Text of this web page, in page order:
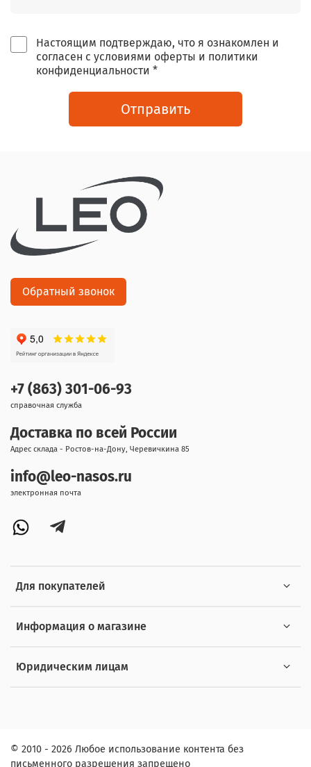
Настоящим подтверждаю, что я ознакомлен и
согласен с условиями оферты и политики
конфиденциальности *
Отправить
Для покупателей
Информация о магазине
Юридическим лицам
+7 (863) 301-06-93
справочная служба
Доставка по всей России
Адрес склада - Ростов-на-Дону, Черевичкина 85
info@leo-nasos.ru
электронная почта
Обратный звонок
© 2010 - 2026 Любое использование контента без
письменного разрешения запрещено